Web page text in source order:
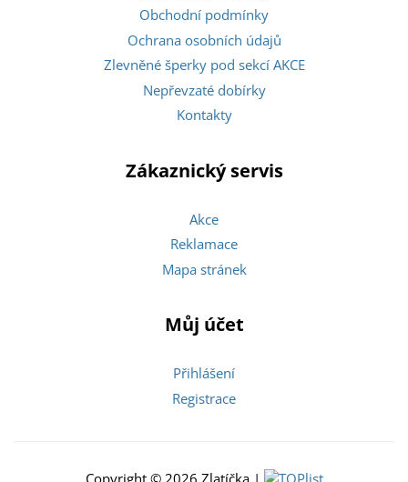
Obchodní podmínky
Ochrana osobních údajů
Zlevněné šperky pod sekcí AKCE
Nepřevzaté dobírky
Kontakty
Zákaznický servis
Akce
Reklamace
Mapa stránek
Můj účet
Přihlášení
Registrace